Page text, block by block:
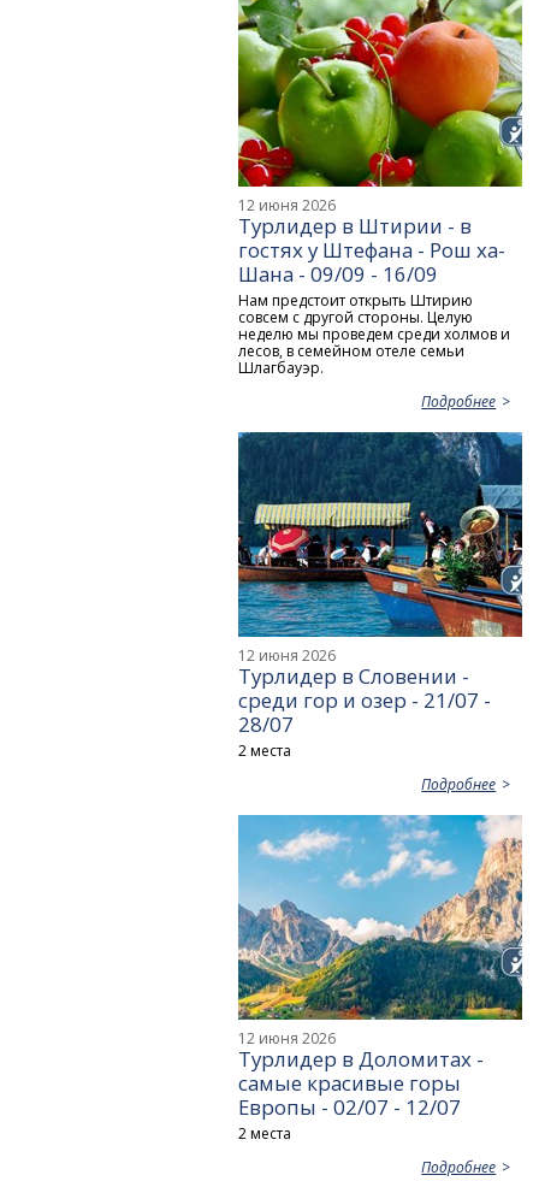
12 июня 2026
Турлидер в Штирии - в
гостях у Штефана - Рош ха-
Шана - 09/09 - 16/09
Нам предстоит открыть Штирию
совсем с другой стороны. Целую
неделю мы проведем среди холмов и
лесов, в семейном отеле семьи
Шлагбауэр.
Подробнее
12 июня 2026
Турлидер в Словении -
среди гор и озер - 21/07 -
28/07
2 места
Подробнее
12 июня 2026
Турлидер в Доломитах -
самые красивые горы
Европы - 02/07 - 12/07
2 места
Подробнее